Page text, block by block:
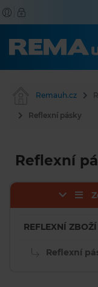
Remauh.cz
Reflexní pásky
Reflexní
REFLEXNÍ
Reflexní